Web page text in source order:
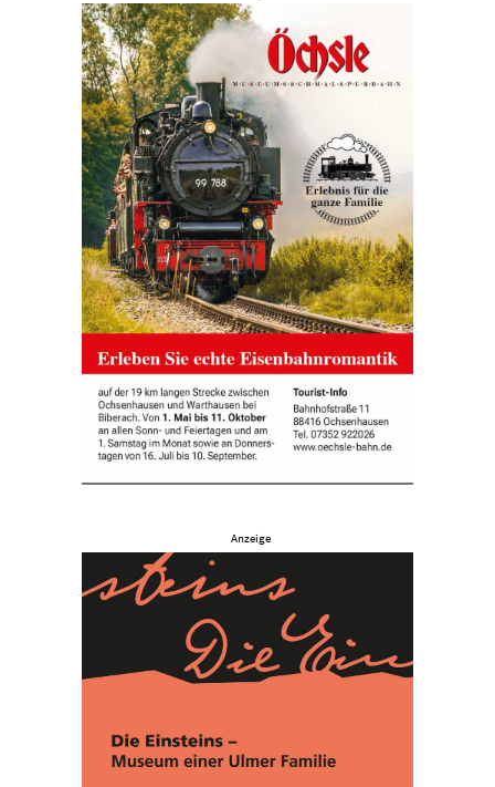
Anzeige